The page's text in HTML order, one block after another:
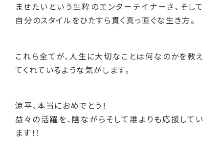
ませたいという生粋のエンターテイナーさ、そして
自分のスタイルをひたすら貫く真っ直ぐな生き方。
これら全てが、人生に大切なことは何なのかを教え
てくれているような気がします。
涼平、本当におめでとう！
益々の活躍を、陰ながらそして誰よりも応援してい
ます！！